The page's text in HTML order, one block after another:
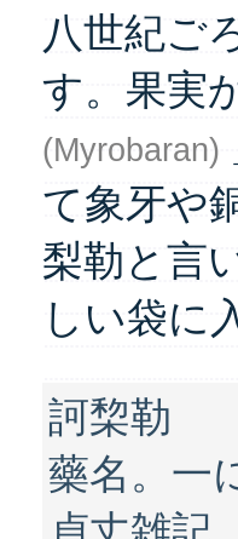
八世紀ご
す。果実
(Myrobaran)
て象牙や
梨勒と言
しい袋に
訶棃勒
藥名。一